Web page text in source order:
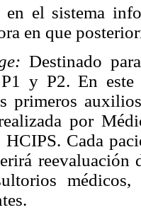
en el sistema
en que
Destinado
y P2. En
primeros
por
HCIPS. Cada